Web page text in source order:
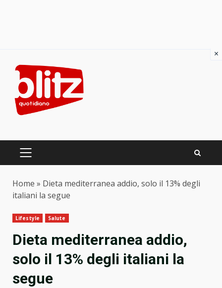
content
PRIMARY
Home » Dieta mediterranea addio, solo il 13% degli
italiani la segue
Lifestyle Salute
Dieta mediterranea addio,
solo il 13% degli italiani la
segue
×